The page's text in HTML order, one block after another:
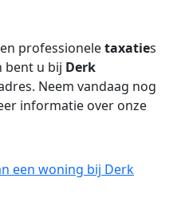
professioneletaxaties
bent u bij Derk
Neem vandaag nog
informatie over onze
een woning bij Derk